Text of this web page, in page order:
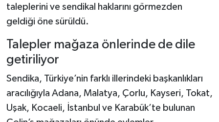
taleplerini ve sendikal haklarını görmezden
geldiği öne sürüldü.
Talepler mağaza önlerinde de dile
getiriliyor
Sendika, Türkiye’nin farklı illerindeki başkanlıkları
aracılığıyla Adana, Malatya, Çorlu, Kayseri, Tokat,
Uşak, Kocaeli, İstanbul ve Karabük’te bulunan